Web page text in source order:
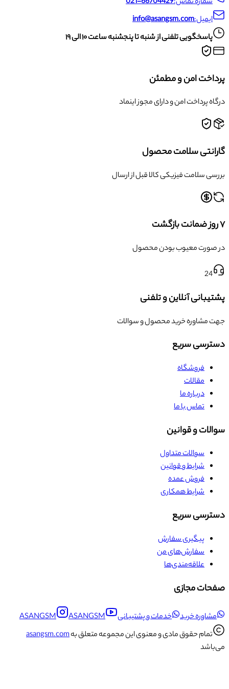
ایمیل:info@asangsm.com
پاسخگویی تلفنی از شنبه تا پنجشنبه ساعت ۱۰ الی ۱۹
پرداخت امن و مطمئن
درگاه پرداخت امن و دارای مجوز اینماد
گارانتی سلامت محصول
بررسی سلامت فیزیکی کالا قبل از ارسال
۷ روز ضمانت بازگشت
در صورت معیوب بودن محصول
24
پشتیبانی آنلاین و تلفنی
جهت مشاوره خرید محصول و سوالات
دسترسی سریع
فروشگاه
مقالات
درباره ما
تماس با ما
سوالات و قوانین
سوالات متداول
شرایط و قوانین
فروش عمده
شرایط همکاری
دسترسی سریع
پیگیری سفارش
سفارش‌های من
علاقه‌مندی‌ها
صفحات مجازی
مشاوره خرید خدمات و پشتیبانی ASANGSM
ASANGSM
تمام حقوق مادی و معنوی این مجموعه متعلق بهasangsm.com
می‌باشد